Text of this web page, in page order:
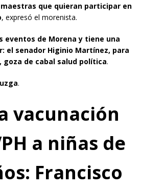
que quieran participar en
, expresó el morenista.
eventos de Morena y tiene una
el senador Higinio Martínez, para
goza de cabal salud política.
.
vacunación
a niñas de
Francisco